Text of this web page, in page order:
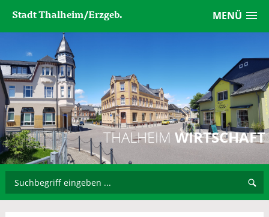
MENÜ
Stadt Thalheim/Erzgeb.
THALHEIM WIRTSCHAFT